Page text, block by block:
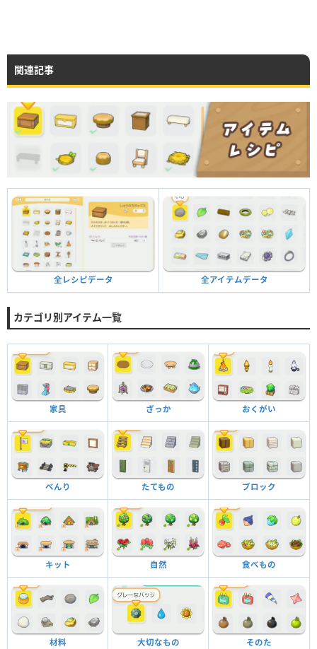
関連記事
全レシピデータ 全アイテムデータ
カテゴリ別アイテム一覧
家具 ざっか おくがい
べんり たてもの ブロック
キット 自然 食べもの
材料 大切なもの そのた